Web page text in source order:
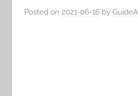
Posted on 2021-06-16 by